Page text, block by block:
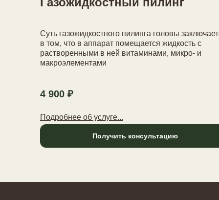
Суть газожидкостного пилинга головы
в том, что в аппарат помещается жидкость с
растворенными в ней витаминами, микро- и
макроэлементами
4 900 ₽
Подробнее об услуге...
Получить консультацию